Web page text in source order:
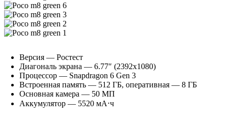
Версия — Ростест
Диагональ экрана — 6.77″ (2392х1080)
Процессор — Snapdragon 6 Gen 3
Встроенная память — 512 ГБ, оперативная — 8 ГБ
Основная камера — 50 МП
Аккумулятор — 5520 мА⋅ч